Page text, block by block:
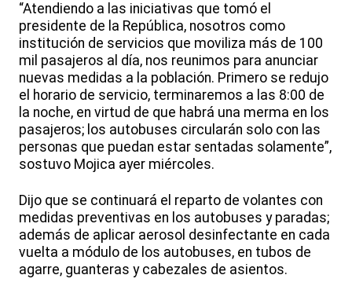
“Atendiendo a las iniciativas que tomó el
presidente de la República, nosotros como
institución de servicios que moviliza más de 100
mil pasajeros al día, nos reunimos para anunciar
nuevas medidas a la población. Primero se redujo
el horario de servicio, terminaremos a las 8:00 de
la noche, en virtud de que habrá una merma en los
pasajeros; los autobuses circularán solo con las
personas que puedan estar sentadas solamente”,
sostuvo Mojica ayer miércoles.
Dijo que se continuará el reparto de volantes con
medidas preventivas en los autobuses y paradas;
además de aplicar aerosol desinfectante en cada
vuelta a módulo de los autobuses, en tubos de
agarre, guanteras y cabezales de asientos.